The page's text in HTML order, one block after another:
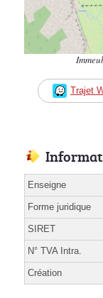
Trajet
Enseigne
Forme juridique
SIRET
N° TVA Intra.
Création